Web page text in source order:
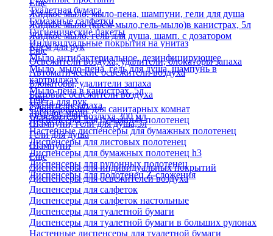
Туалетная бумага
Бумажные салфетки
Гигиенические пакеты
Индивидуальные покрытия на унитаз
Еще
Жидкое мыло, мыло-пена, шампуни, гели для душа
Жидкое мыло (крем-мыло,гель-мыло)в канистрах, 5л
Жидкое мыло, гель для душа, шамп. с дозатором
Крем для рук
Мыло антибактериальное, дезинфицирующее
Мыло, мыло-пена, гель для душа, шампунь в
картриджах
Мыло-пена в канистрах, 5л
Паста для рук
Твердое мыло
Шампуни, гели для душа,5л
Гели для душа
Шампуни
Еще
Освежители воздуха, удалители, блокаторы запаха
Автоматические освежители воздуха
Блокаторы, удалители запаха
Бытовые освежители воздуха
Удалители запаха
Освежители воздуха 300 мл
Еще
Оборудование для санитарных комнат
Диспенсеры для бумажных полотенец
Настенные диспенсеры для бумажных полотенец
Диспенсеры для листовых полотенец
Диспенсеры для бумажных полотенец h3
Диспенсеры для рулонных полотенец
Диспенсеры для полотенец Z-сложения
Еще
Диспенсеры для индивидуальных покрытий
Диспенсеры для освежителей воздуха
Диспенсеры для салфеток
Диспенсеры для салфеток настольные
Диспенсеры для туалетной бумаги
Диспенсеры для туалетной бумаги в больших рулонах
Настенные диспенсеры для туалетной бумаги